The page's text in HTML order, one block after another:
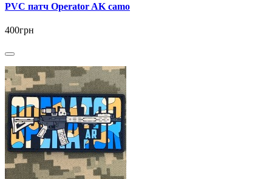
PVC патч Operator AK camo
400грн